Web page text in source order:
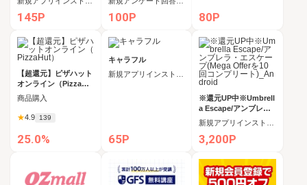
145P 100P 80P
【超還元】ピザハット
オンライン（PizzaHu
t）
商品購入
★4.9 139
25.0%
キャラフル
65P
※還元UP中※Umbrell
a Escape/アンブレラ
・エスケープ(Mega O
fferを10回コンプリー
ト)_Android
3,200P